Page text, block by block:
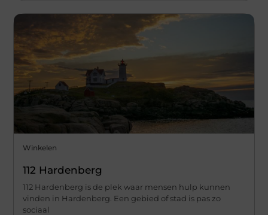
Winkelen
112 Hardenberg
112 Hardenberg is de plek waar mensen hulp kunnen
vinden in Hardenberg. Een gebied of stad is pas zo
sociaal